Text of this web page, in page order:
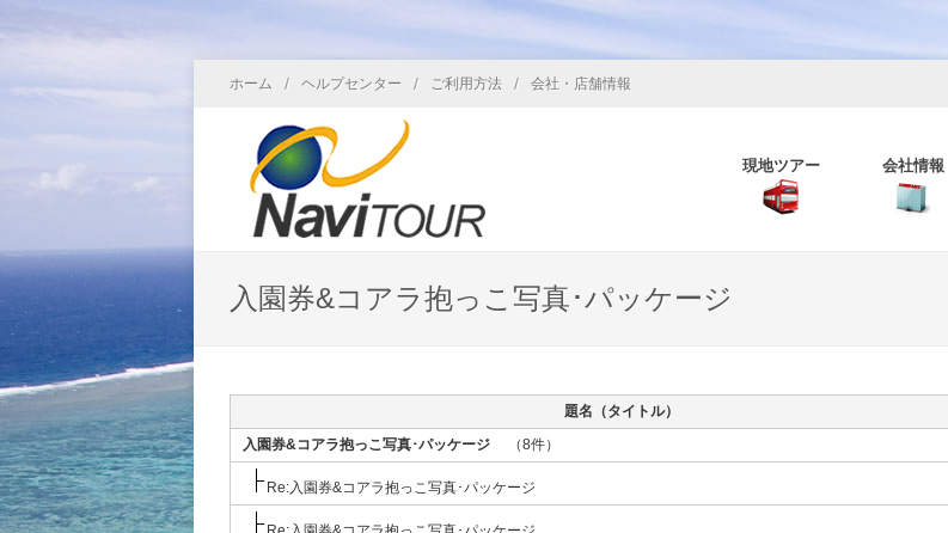
ホーム / ヘルプセンター / ご利用方法 / 会社・店舗情報
現地ツアー 会社情報
入園券&コアラ抱っこ写真･パッケージ
題名（タイトル）
入園券&コアラ抱っこ写真･パッケージ
（8件）
Re:入園券&コアラ抱っこ写真･パッケージ